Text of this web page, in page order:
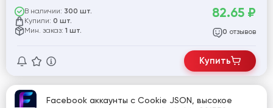
В наличии: 300 шт.
Купили: 0 шт.
Мин. заказ: 1 шт.
82.65 ₽
0 отзывов
Купить
Facebook аккаунты с Cookie JSON, высокое